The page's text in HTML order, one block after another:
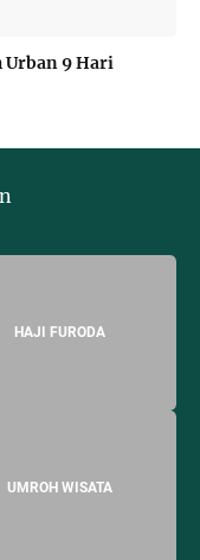
Urban 9 Hari
HAJI FURODA
UMROH WISATA